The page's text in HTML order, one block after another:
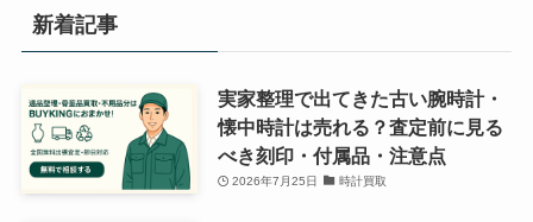
新着記事
実家整理で出てきた古い腕時計・
懐中時計は売れる？査定前に見る
べき刻印・付属品・注意点
2026年7月25日 時計買取